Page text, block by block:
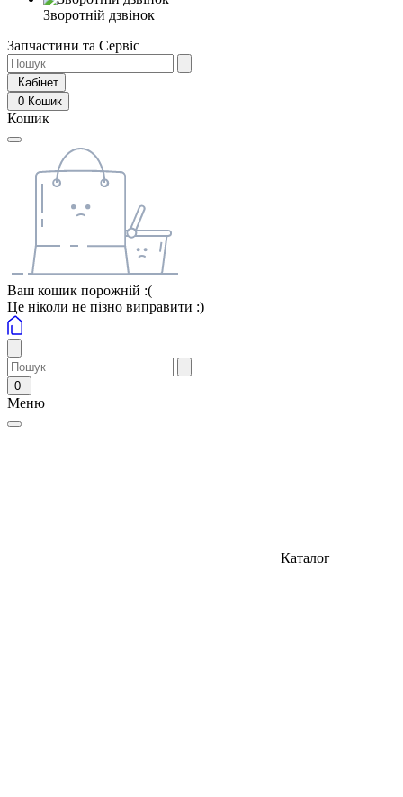
Зворотній дзвінок
Запчастини та Сервіс
Кабінет
0 Кошик
Кошик
Ваш кошик порожній :(
Це ніколи не пізно виправити :)
0
Меню
Каталог